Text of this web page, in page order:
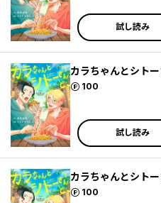
試し読み
カラちゃんとシト
100
ポイント
試し読み
カラちゃんとシト
100
ポイント